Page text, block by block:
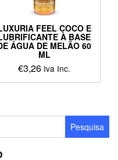
FEEL COCO E
À BASE
ÁGUA DE MELÃO 60
ML
€3,26 Iva Inc.
Pesquisa